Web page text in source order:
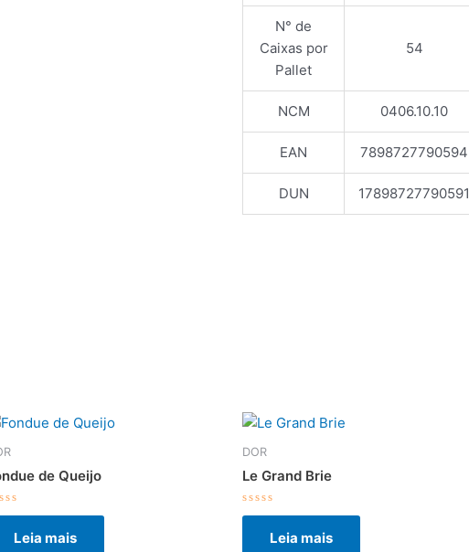
N° de
Caixas por
Pallet
54
NCM 0406.10.10
EAN 7898727790594
DUN 17898727790591
de Queijo
Leia mais
DOR
Le Grand Brie
Avaliação
Leia mais